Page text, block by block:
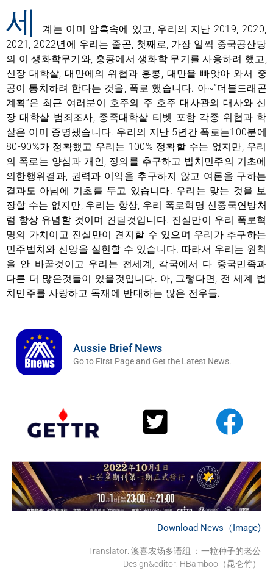
세
계는 이미 암흑속에 있고, 우리의 지난 2019, 2020,
2021, 2022년에 우리는 줄곧, 첫째로, 가장 일찍 중국공산당
의 이 생화학무기와, 홍콩에서 생화학 무기를 사용하려 했고,
신장 대학살, 대만에의 위협과 홍콩, 대만을 빠앗아 와서 중
공이 통치하려 한다는 것을, 폭로 했습니다. 아~”더블드래곤
계획”은 최근 여러분이 호주의 주 호주 대사관의 대사와 신
장 대학살 범죄조사, 종족대학살 티벳 포함 각종 위협과 학
살은 이미 증명됐습니다. 우리의 지난 5년간 폭로는100분에
80-90%가 정확했고 우리는 100% 정확할 수는 없지만, 우리
의 폭로는 양심과 개인, 정의를 추구하고 법치민주의 기초에
의한행위결과, 권력과 이익을 추구하지 않고 여론을 구하는
결과도 아님에 기초를 두고 있습니다. 우리는 맞는 것을 보
장할 수는 없지만, 우리는 항상, 우리 폭로혁명 신중국연방처
럼 항상 유념할 것이며 견딜것입니다. 진실만이 우리 폭로혁
명의 가치이고 진실만이 견지할 수 있으며 우리가 추구하는
민주법치와 신앙을 실현할 수 있습니다. 따라서 우리는 원칙
을 안 바꿀것이고 우리는 전세계, 각국에서 다 중국민족과
다른 더 많은것들이 있을것입니다. 아, 그렇다면, 전 세계 법
치민주를 사랑하고 독재에 반대하는 많은 전우들.
Aussie Brief News
Go to First Page and Get the Latest News.
Download News（Image)
Translator: 澳喜农场多语组 ：一粒种子的老公
Design&editor: HBamboo（昆仑竹）